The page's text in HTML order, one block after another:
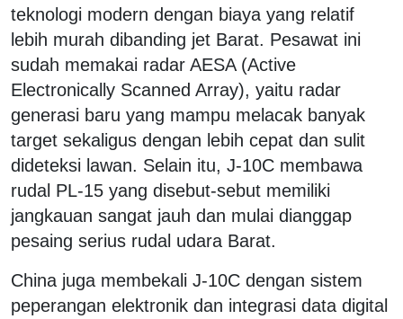
teknologi modern dengan biaya yang relatif
lebih murah dibanding jet Barat. Pesawat ini
sudah memakai radar AESA (Active
Electronically Scanned Array), yaitu radar
generasi baru yang mampu melacak banyak
target sekaligus dengan lebih cepat dan sulit
dideteksi lawan. Selain itu, J-10C membawa
rudal PL-15 yang disebut-sebut memiliki
jangkauan sangat jauh dan mulai dianggap
pesaing serius rudal udara Barat.
China juga membekali J-10C dengan sistem
peperangan elektronik dan integrasi data digital